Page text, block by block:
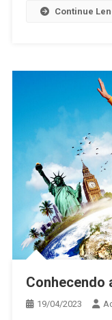
Continue
Conhecendo
19/04/2023